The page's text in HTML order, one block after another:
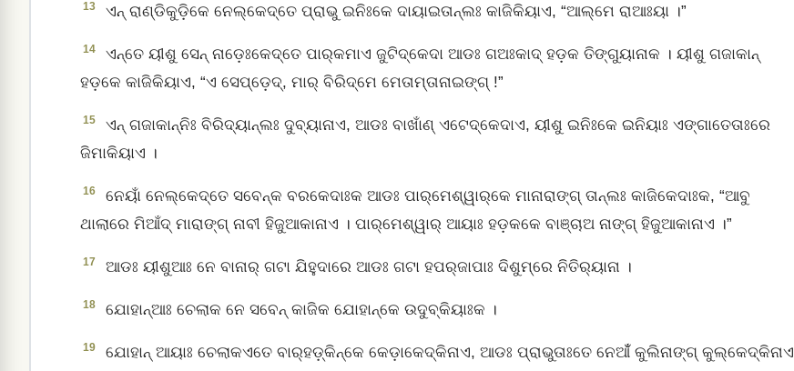
13 ଏନ୍‌ ରାଣ୍ଡିକୁଡ଼ିକେ ନେଲ୍‌କେଦ୍‌ତେ ପ୍ରାଭୁ ଇନିଃକେ ଦାୟାଇତାନ୍‌ଲଃ କାଜିକିୟାଏ, “ଆଲ୍‌ମେ ରାଆଃୟା ।”
14
ଏନ୍ତେ ୟୀଶୁ ସେନ୍ ନାଡ଼େଃକେଦ୍‌ତେ ପାର୍‌କମାଏ ଜୁଟିଦ୍‌କେଦା ଆଡଃ ଗଅଃକାଦ୍‌ ହଡ଼କ ତିଙ୍ଗୁୟାନାକ । ୟୀଶୁ ଗଜାକାନ୍‍
ହଡ଼କେ କାଜିକିୟାଏ, “ଏ ସେପ୍‌ଡ଼େଦ୍, ମାର୍‌ ବିରିଦ୍‌ମେ ମେତାମ୍‌ତାନାଇଙ୍ଗ୍‌ !”
15
ଏନ୍‌ ଗଜାକାନ୍‌ନିଃ ବିରିଦ୍‌ୟାନ୍‌ଲଃ ଦୁବ୍‌ୟାନାଏ, ଆଡଃ ବାଖାଁଣ୍‌ ଏଟେଦ୍‌କେଦାଏ, ୟୀଶୁ ଇନିଃକେ ଇନିୟାଃ ଏଙ୍ଗାତେତାଃରେ
ଜିମାକିୟାଏ ।
16
ନେୟାଁ ନେଲ୍‌କେଦ୍‌ତେ ସବେନ୍‌କ ବରକେଦାଃକ ଆଡଃ ପାର୍‌ମେଶ୍ୱାର୍‌କେ ମାନାରାଙ୍ଗ୍‌ ତାନ୍‌ଲଃ କାଜିକେଦାଃକ, “ଆବୁ
ଥାଲାରେ ମିଆଁଦ୍‌ ମାରାଙ୍ଗ୍‌ ନାବୀ ହିଜୁଆକାନାଏ । ପାର୍‌ମେଶ୍ୱାର୍‌ ଆୟାଃ ହଡ଼କକେ ବାଞ୍ଚାଅ ନାଙ୍ଗ୍‌ ହିଜୁଆକାନାଏ ।”
17 ଆଡଃ ୟୀଶୁଆଃ ନେ ବାନାର୍‌ ଗଟା ଯିହୁଦାରେ ଆଡଃ ଗଟା ହପର୍‌ଜାପାଃ ଦିଶୁମ୍‌ରେ ନିତିର୍‌ୟାନା ।
18 ଯୋହାନ୍‌ଆଃ ଚେଲାକ ନେ ସବେନ୍‌ କାଜିକ ଯୋହାନ୍‌କେ ଉଦୁବ୍‌କିୟାଃକ ।
19
ଯୋହାନ୍‌ ଆୟାଃ ଚେଲାକଏତେ ବାର୍‌ହଡ଼୍‌କିନ୍‌କେ କେଡ଼ାକେଦ୍‌କିନାଏ, ଆଡଃ ପ୍ରାଭୁତାଃତେ ନେଆଁଁ କୁଲିନାଙ୍ଗ୍‌ କୁଲ୍‌କେଦ୍‌କିନାଏ